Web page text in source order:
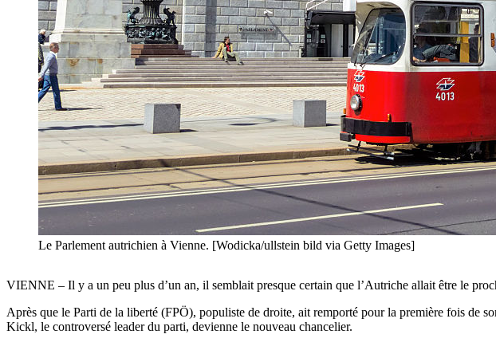
Le Parlement autrichien à Vienne. [Wodicka/ullstein bild via Getty Images]
VIENNE – Il y a un peu plus d’un an, il semblait presque certain que l’Autriche allait être le
Après que le Parti de la liberté (FPÖ), populiste de droite, ait remporté pour la première fois de
Kickl, le controversé leader du parti, devienne le nouveau chancelier.